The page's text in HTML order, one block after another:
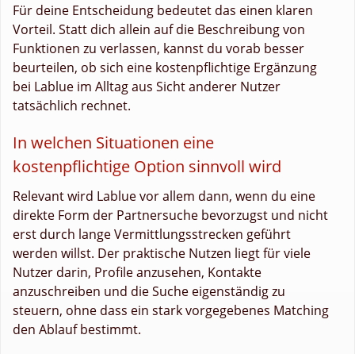
Für deine Entscheidung bedeutet das einen klaren
Vorteil. Statt dich allein auf die Beschreibung von
Funktionen zu verlassen, kannst du vorab besser
beurteilen, ob sich eine kostenpflichtige Ergänzung
bei Lablue im Alltag aus Sicht anderer Nutzer
tatsächlich rechnet.
In welchen Situationen eine
kostenpflichtige Option sinnvoll wird
Relevant wird Lablue vor allem dann, wenn du eine
direkte Form der Partnersuche bevorzugst und nicht
erst durch lange Vermittlungsstrecken geführt
werden willst. Der praktische Nutzen liegt für viele
Nutzer darin, Profile anzusehen, Kontakte
anzuschreiben und die Suche eigenständig zu
steuern, ohne dass ein stark vorgegebenes Matching
den Ablauf bestimmt.